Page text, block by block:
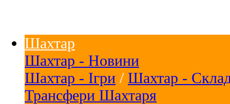
Шахтар
Шахтар - Новини
Шахтар - Ігри / Шахтар -
Трансфери Шахтаря